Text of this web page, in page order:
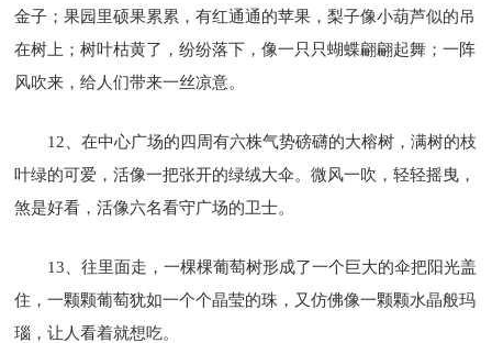
金子；果园里硕果累累，有红通通的苹果，梨子像小葫芦似的吊
在树上；树叶枯黄了，纷纷落下，像一只只蝴蝶翩翩起舞；一阵
风吹来，给人们带来一丝凉意。
12、在中心广场的四周有六株气势磅礴的大榕树，满树的枝
叶绿的可爱，活像一把张开的绿绒大伞。微风一吹，轻轻摇曳，
煞是好看，活像六名看守广场的卫士。
13、往里面走，一棵棵葡萄树形成了一个巨大的伞把阳光盖
住，一颗颗葡萄犹如一个个晶莹的珠，又仿佛像一颗颗水晶般玛
瑙，让人看着就想吃。